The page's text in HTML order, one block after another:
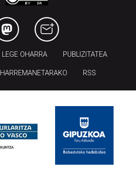
LEGE OHARRA PUBLIZITATEA
HARREMANETARAKO RSS